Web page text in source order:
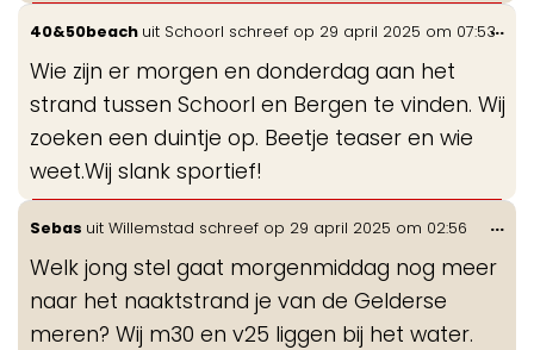
40&50beach uit Schoorl schreef op 29 april 2025 om 07:53
Wie zijn er morgen en donderdag aan het
strand tussen Schoorl en Bergen te vinden. Wij
zoeken een duintje op. Beetje teaser en wie
weet.Wij slank sportief!
...
Sebas uit Willemstad schreef op 29 april 2025 om 02:56
Welk jong stel gaat morgenmiddag nog meer
naar het naaktstrand je van de Gelderse
meren? Wij m30 en v25 liggen bij het water.
...